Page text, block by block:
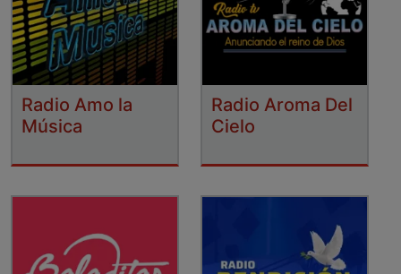
Radio Amo la
Música
Radio Aroma Del
Cielo